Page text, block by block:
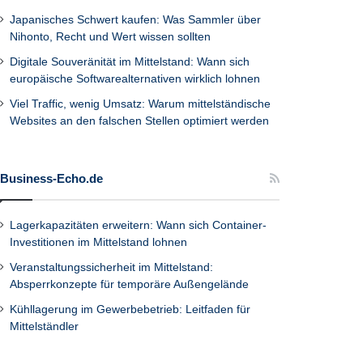
Japanisches Schwert kaufen: Was Sammler über
Nihonto, Recht und Wert wissen sollten
Digitale Souveränität im Mittelstand: Wann sich
europäische Softwarealternativen wirklich lohnen
Viel Traffic, wenig Umsatz: Warum mittelständische
Websites an den falschen Stellen optimiert werden
Business-Echo.de
Lagerkapazitäten erweitern: Wann sich Container-
Investitionen im Mittelstand lohnen
Veranstaltungssicherheit im Mittelstand:
Absperrkonzepte für temporäre Außengelände
Kühllagerung im Gewerbebetrieb: Leitfaden für
Mittelständler